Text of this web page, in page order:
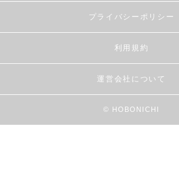
プライバシーポリシー
利用規約
運営会社について
© HOBONICHI